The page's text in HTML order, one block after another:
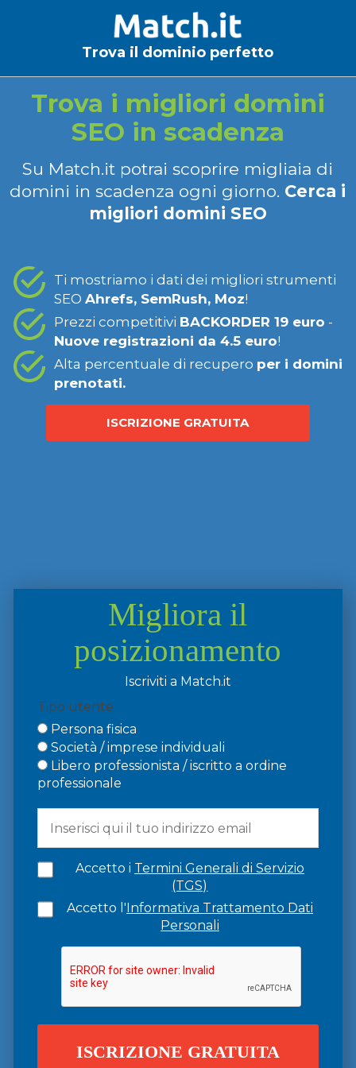
Trova il dominio perfetto
Trova i migliori domini
SEO in scadenza
Su Match.it potrai scoprire migliaia di
domini in scadenza ogni giorno. Cerca i
migliori domini SEO
Ti mostriamo i dati dei migliori strumenti
SEO Ahrefs, SemRush, Moz!
Prezzi competitivi BACKORDER 19 euro -
Nuove registrazioni da 4.5 euro!
Alta percentuale di recupero per i domini
prenotati.
ISCRIZIONE GRATUITA
Migliora il
posizionamento
Iscriviti a Match.it
Tipo utente
Persona fisica
Società / imprese individuali
Libero professionista / iscritto a ordine
professionale
Accetto i Termini Generali di Servizio
(TGS)
Accetto l'Informativa Trattamento Dati
Personali